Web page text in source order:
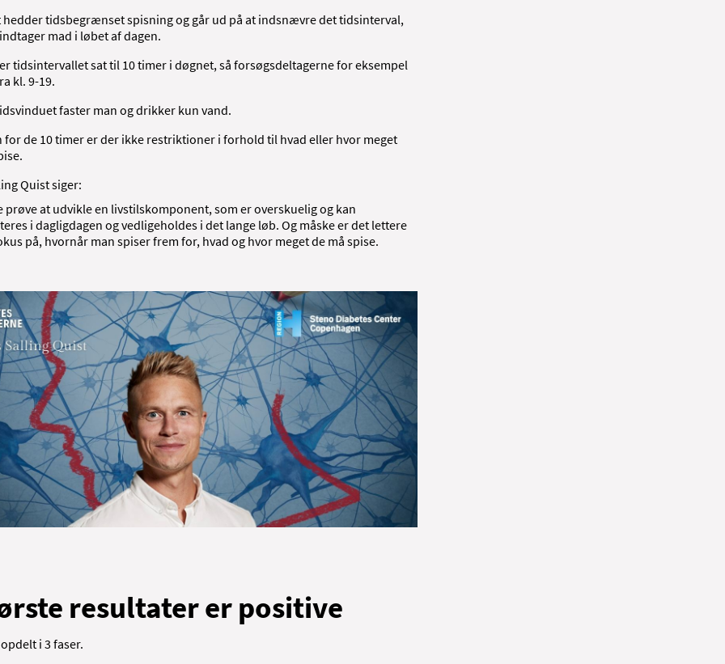
hedder tidsbegrænset spisning og går ud på at indsnævre det tidsinterval,
mad i løbet af dagen.
tidsintervallet sat til 10 timer i døgnet, så forsøgsdeltagerne for eksempel
kl. 9-19.
faster man og drikker kun vand.
for de 10 timer er der ikke restriktioner i forhold til hvad eller hvor meget
Quist siger:
prøve at udvikle en livstilskomponent, som er overskuelig og kan
i dagligdagen og vedligeholdes i det lange løb. Og måske er det lettere
på, hvornår man spiser frem for, hvad og hvor meget de må spise.
resultater er positive
i 3 faser.